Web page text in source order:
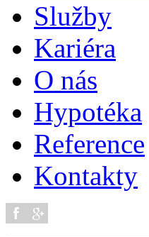
Služby
Kariéra
O nás
Hypotéka
Reference
Kontakty